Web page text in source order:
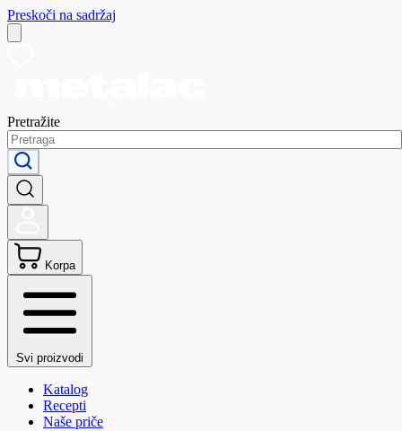
Preskoči na sadržaj
Pretražite
Korpa
Svi proizvodi
Katalog
Recepti
Naše priče